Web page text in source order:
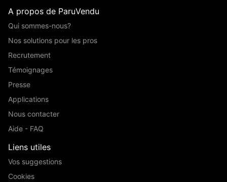
A propos de ParuVendu
Qui sommes-nous?
Nos solutions pour les pros
Recrutement
Témoignages
Presse
Applications
Nous contacter
Aide - FAQ
Liens utiles
Vos suggestions
Cookies